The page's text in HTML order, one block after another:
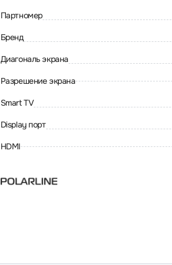
Партномер
Бренд
Диагональ экрана
Разрешение экрана
Smart TV
Display порт
HDMI